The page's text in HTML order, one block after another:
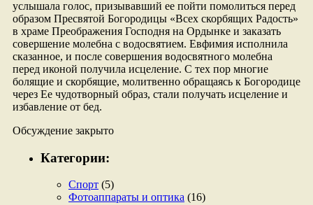
услышала голос, призывавший ее пойти помолиться перед
образом Пресвятой Богородицы «Всех скорбящих Радость»
в храме Преображения Господня на Ордынке и заказать
совершение молебна с водосвятием. Евфимия исполнила
сказанное, и после совершения водосвятного молебна
перед иконой получила исцеление. С тех пор многие
болящие и скорбящие, молитвенно обращаясь к Богородице
через Ее чудотворный образ, стали получать исцеление и
избавление от бед.
Обсуждение закрыто
Категории:
Спорт (5)
Фотоаппараты и оптика (16)